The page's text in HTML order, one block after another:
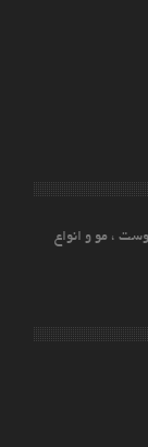
، مو و انواع